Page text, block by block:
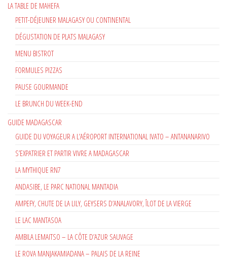
LA TABLE DE MAHEFA
PETIT-DÉJEUNER MALAGASY OU CONTINENTAL
DÉGUSTATION DE PLATS MALAGASY
MENU BISTROT
FORMULES PIZZAS
PAUSE GOURMANDE
LE BRUNCH DU WEEK-END
GUIDE MADAGASCAR
GUIDE DU VOYAGEUR A L’AÉROPORT INTERNATIONAL IVATO – ANTANANARIVO
S’EXPATRIER ET PARTIR VIVRE A MADAGASCAR
LA MYTHIQUE RN7
ANDASIBE, LE PARC NATIONAL MANTADIA
AMPEFY, CHUTE DE LA LILY, GEYSERS D’ANALAVORY, ÎLOT DE LA VIERGE
LE LAC MANTASOA
AMBILA LEMAITSO – LA CÔTE D’AZUR SAUVAGE
LE ROVA MANJAKAMIADANA – PALAIS DE LA REINE